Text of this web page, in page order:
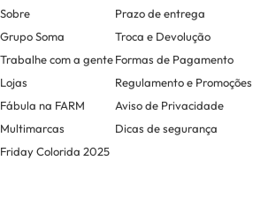
Sobre
Grupo Soma
Trabalhe com a gente
Lojas
Fábula na FARM
Multimarcas
Friday Colorida 2025
Prazo de entrega
Troca e Devolução
Formas de Pagamento
Regulamento e Promoções
Aviso de Privacidade
Dicas de segurança